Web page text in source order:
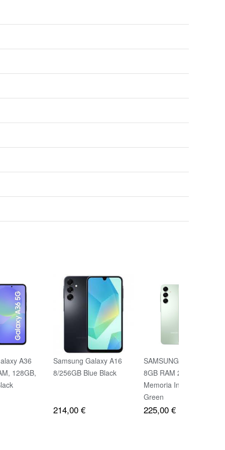
A36
128GB,
Samsung Galaxy A16
8/256GB Blue Black
214,00 €
SAMSUNG Galaxy A16
8GB RAM 256GB
Memoria Interna Light
Green
225,00 €